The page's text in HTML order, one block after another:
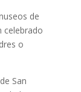
de
celebrado
o
San